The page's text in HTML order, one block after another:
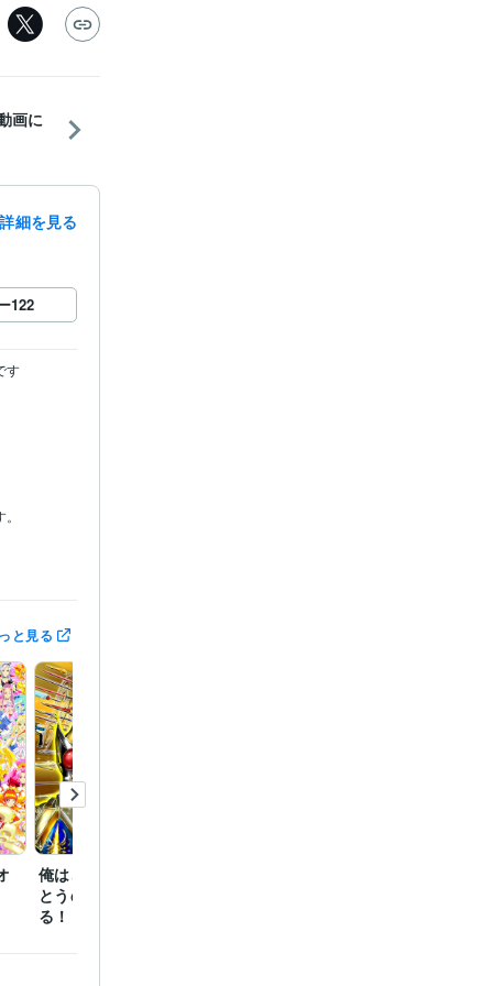
画に
細を見る
122
す
年
スト　ロ
と見る
俺はこの世の全てなど、
とうの昔に背負ってい
る！！